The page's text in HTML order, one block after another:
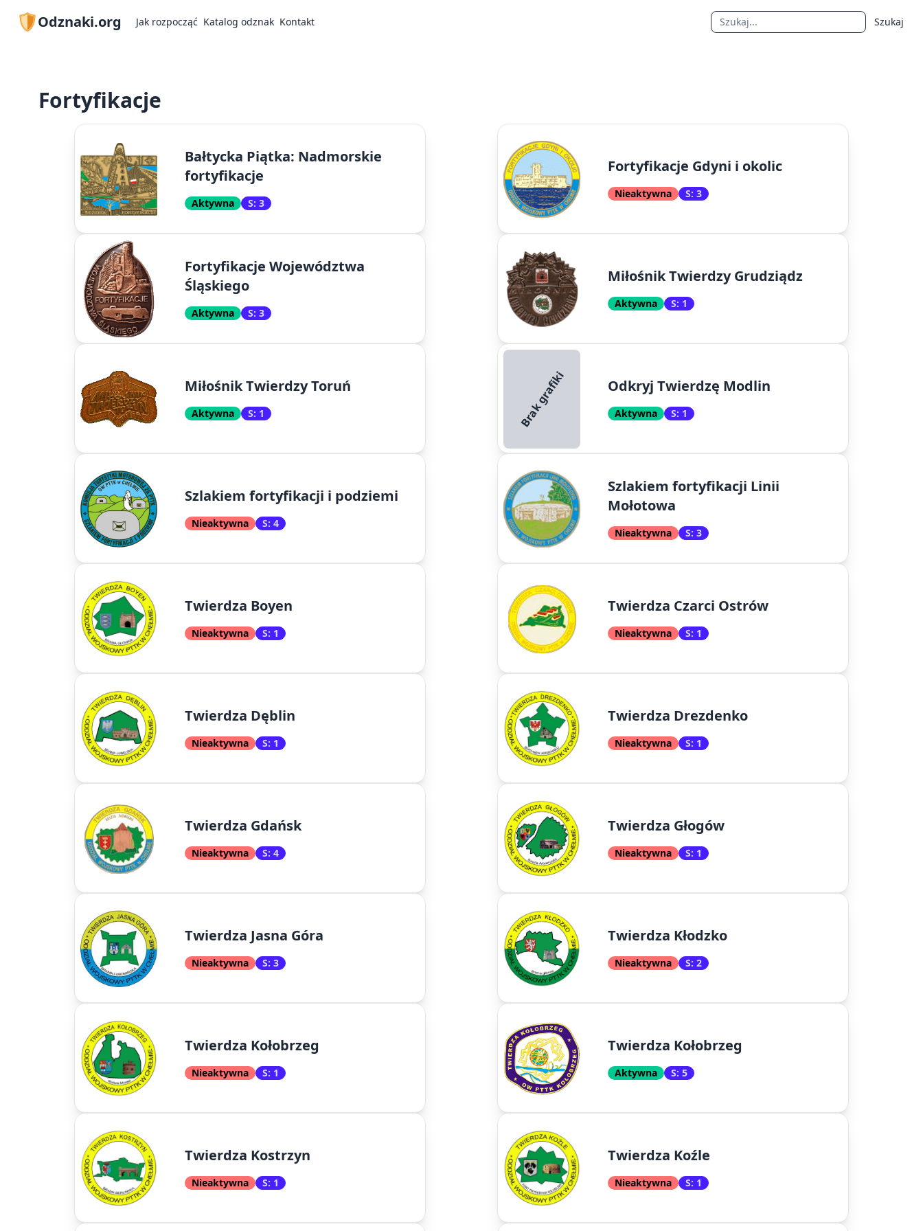
Odznaki.org Jak rozpocząć Katalog odznak Kontakt Szukaj
Fortyfikacje
Bałtycka Piątka: Nadmorskie
fortyfikacje
Aktywna S: 3
Fortyfikacje Gdyni i okolic
Nieaktywna S: 3
Fortyfikacje Województwa
Śląskiego
Aktywna S: 3
Miłośnik Twierdzy Grudziądz
Aktywna S: 1
Miłośnik Twierdzy Toruń
Aktywna S: 1 Brak grafiki Odkryj Twierdzę Modlin
Aktywna S: 1
Szlakiem fortyfikacji i podziemi
Nieaktywna S: 4
Szlakiem fortyfikacji Linii
Mołotowa
Nieaktywna S: 3
Twierdza Boyen
Nieaktywna S: 1
Twierdza Czarci Ostrów
Nieaktywna S: 1
Twierdza Dęblin
Nieaktywna S: 1
Twierdza Drezdenko
Nieaktywna S: 1
Twierdza Gdańsk
Nieaktywna S: 4
Twierdza Głogów
Nieaktywna S: 1
Twierdza Jasna Góra
Nieaktywna S: 3
Twierdza Kłodzko
Nieaktywna S: 2
Twierdza Kołobrzeg
Nieaktywna S: 1
Twierdza Kołobrzeg
Aktywna S: 5
Twierdza Kostrzyn
Nieaktywna S: 1
Twierdza Koźle
Nieaktywna S: 1